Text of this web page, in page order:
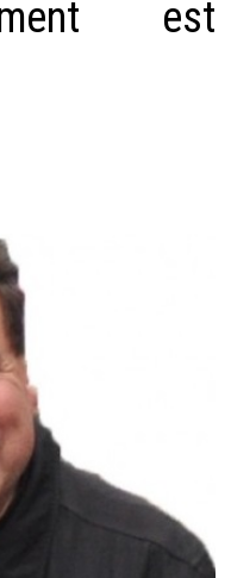
est